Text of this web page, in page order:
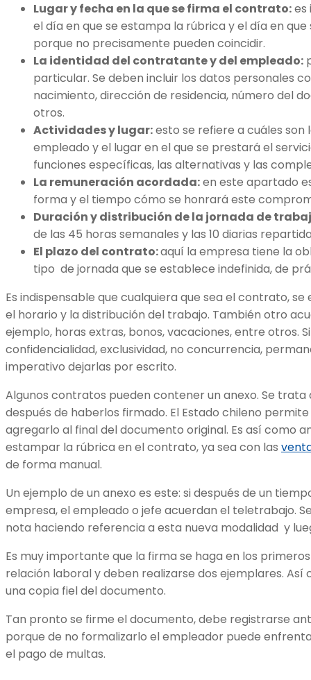
Lugar y fecha en la que se firma el contrato:es
el día en que se estampa la rúbrica y el día en
porque no precisamente pueden coincidir.
La identidad del contratante y del empleado:
particular. Se deben incluir los datos personales
nacimiento, dirección de residencia, número del
otros.
Actividades y lugar:esto se refiere a cuáles son
empleado y el lugar en el que se prestará el
funciones específicas, las alternativas y las
La remuneración acordada:en este apartado
forma y el tiempo cómo se honrará este
Duración y distribución de la jornada de
de las 45 horas semanales y las 10 diarias
El plazo del contrato:aquí la empresa tiene la
tipo de jornada que se establece indefinida, de
Es indispensable que cualquiera que sea el contrato,
el horario y la distribución del trabajo. También otro
ejemplo, horas extras, bonos, vacaciones, entre otros.
confidencialidad, exclusividad, no concurrencia,
imperativo dejarlas por escrito.
Algunos contratos pueden contener un anexo. Se trata
después de haberlos firmado. El Estado chileno
agregarlo al final del documento original. Es así como
estampar la rúbrica en el contrato, ya sea con las
de forma manual.
Un ejemplo de un anexo es este: si después de un
empresa, el empleado o jefe acuerdan el teletrabajo.
nota haciendo referencia a esta nueva modalidad y
Es muy importante que la firma se haga en los
relación laboral y deben realizarse dos ejemplares.
una copia fiel del documento.
Tan pronto se firme el documento, debe registrarse
porque de no formalizarlo el empleador puede
el pago de multas.